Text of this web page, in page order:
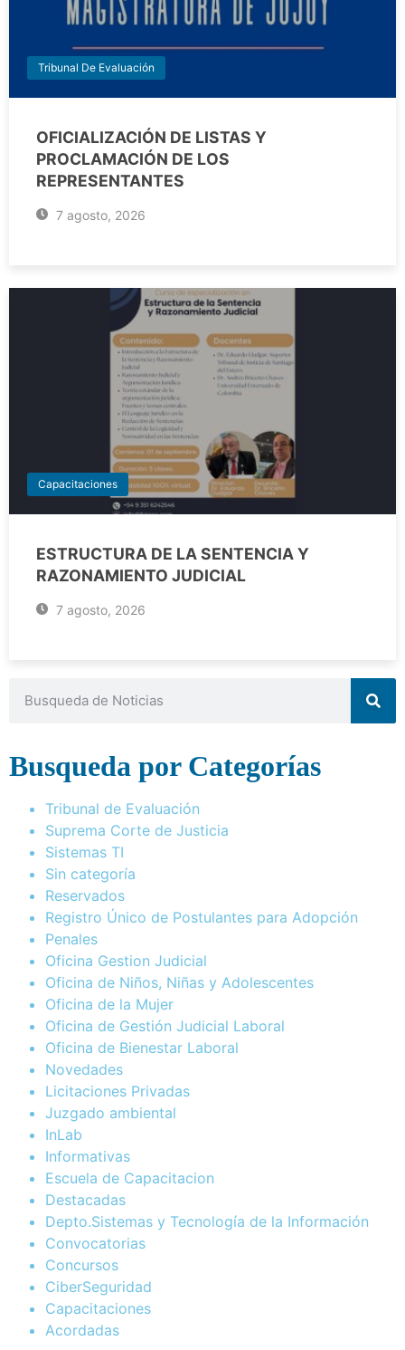
Tribunal De Evaluación
OFICIALIZACIÓN DE LISTAS Y
PROCLAMACIÓN DE LOS
REPRESENTANTES
7 agosto, 2026
Capacitaciones
ESTRUCTURA DE LA SENTENCIA Y
RAZONAMIENTO JUDICIAL
7 agosto, 2026
Busqueda por Categorías
Tribunal de Evaluación
Suprema Corte de Justicia
Sistemas TI
Sin categoría
Reservados
Registro Único de Postulantes para Adopción
Penales
Oficina Gestion Judicial
Oficina de Niños, Niñas y Adolescentes
Oficina de la Mujer
Oficina de Gestión Judicial Laboral
Oficina de Bienestar Laboral
Novedades
Licitaciones Privadas
Juzgado ambiental
InLab
Informativas
Escuela de Capacitacion
Destacadas
Depto.Sistemas y Tecnología de la Información
Convocatorias
Concursos
CiberSeguridad
Capacitaciones
Acordadas